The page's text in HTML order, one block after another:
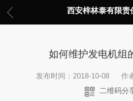
西安梓林泰有限责
如何维护发电机组
发布时间：2018-10-08 作
二维码分